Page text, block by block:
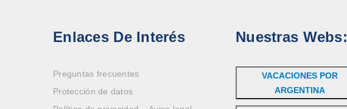
Enlaces De Interés
Preguntas frecuentes
Protección de datos
Nuestras Webs:
VACACIONES POR
ARGENTINA